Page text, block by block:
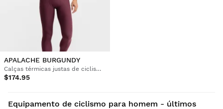
APALACHE BURGUNDY
Calças térmicas justas de ciclismo gravel com alças para homem
$174.95
Equipamento de ciclismo para homem - últimos